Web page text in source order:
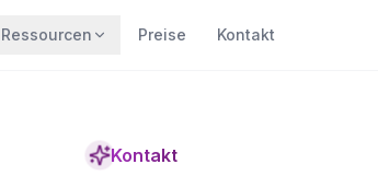
Ressourcen Preise Kontakt
Kontakt